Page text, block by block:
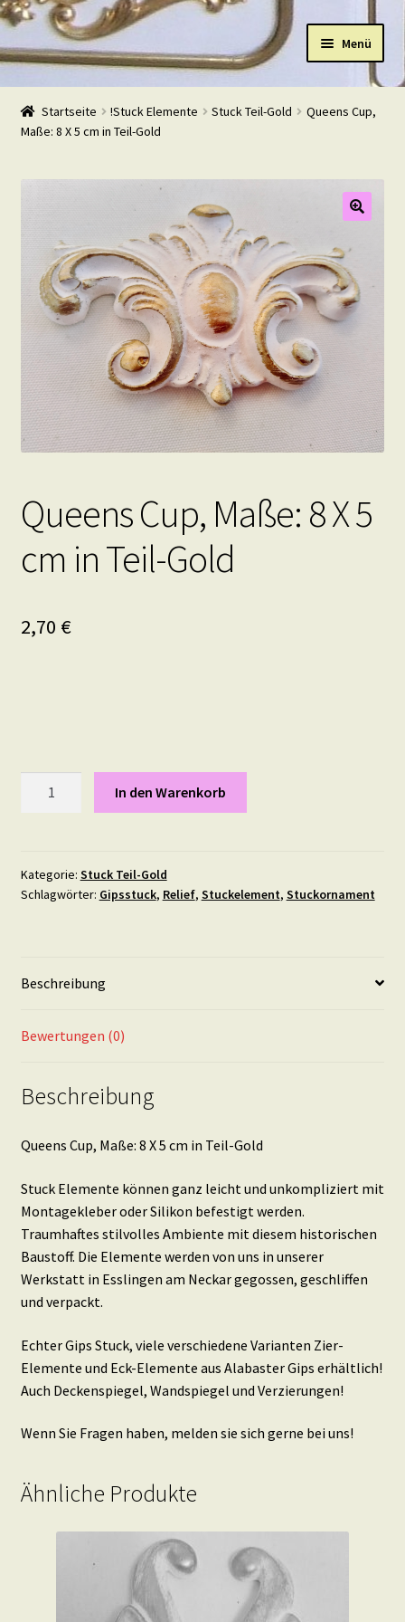
Navigation
Zum
Inhalt
Menü
Start
Shop
Warenkorb
Kasse
Beispiele
Kontakt
Startseite !Stuck Elemente Stuck Teil-Gold
Queens Cup,
Maße: 8 X 5 cm in Teil-Gold
Queens Cup, Maße: 8 X 5
cm in Teil-Gold
2,70 €
X
5
Gold
In den Warenkorb
Kategorie: Stuck Teil-Gold
Schlagwörter: Gipsstuck, Relief, Stuckelement, Stuckornament
Beschreibung
Bewertungen (0)
Beschreibung
Queens Cup, Maße: 8 X 5 cm in Teil-Gold
Stuck Elemente können ganz leicht und unkompliziert mit
Montagekleber oder Silikon befestigt werden.
Traumhaftes stilvolles Ambiente mit diesem historischen
Baustoff. Die Elemente werden von uns in unserer
Werkstatt in Esslingen am Neckar gegossen, geschliffen
und verpackt.
Echter Gips Stuck, viele verschiedene Varianten Zier-
Elemente und Eck-Elemente aus Alabaster Gips erhältlich!
Auch Deckenspiegel, Wandspiegel und Verzierungen!
Wenn Sie Fragen haben, melden sie sich gerne bei uns!
Ähnliche Produkte